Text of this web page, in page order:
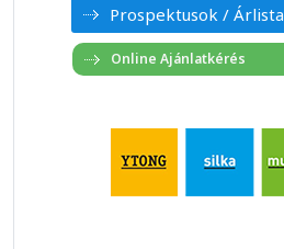
Prospektusok / Árlista